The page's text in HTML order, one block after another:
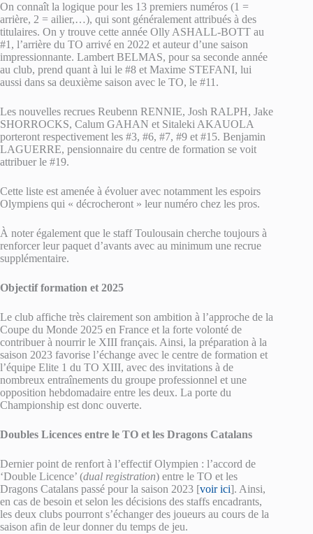
On connaît la logique pour les 13 premiers numéros (1 =
arrière, 2 = ailier,…), qui sont généralement attribués à des
titulaires. On y trouve cette année Olly ASHALL-BOTT au
#1, l’arrière du TO arrivé en 2022 et auteur d’une saison
impressionnante. Lambert BELMAS, pour sa seconde année
au club, prend quant à lui le #8 et Maxime STEFANI, lui
aussi dans sa deuxième saison avec le TO, le #11.
Les nouvelles recrues Reubenn RENNIE, Josh RALPH, Jake
SHORROCKS, Calum GAHAN et Sitaleki AKAUOLA
porteront respectivement les #3, #6, #7, #9 et #15. Benjamin
LAGUERRE, pensionnaire du centre de formation se voit
attribuer le #19.
Cette liste est amenée à évoluer avec notamment les espoirs
Olympiens qui « décrocheront » leur numéro chez les pros.
À noter également que le staff Toulousain cherche toujours à
renforcer leur paquet d’avants avec au minimum une recrue
supplémentaire.
Objectif formation et 2025
Le club affiche très clairement son ambition à l’approche de la
Coupe du Monde 2025 en France et la forte volonté de
contribuer à nourrir le XIII français. Ainsi, la préparation à la
saison 2023 favorise l’échange avec le centre de formation et
l’équipe Elite 1 du TO XIII, avec des invitations à de
nombreux entraînements du groupe professionnel et une
opposition hebdomadaire entre les deux. La porte du
Championship est donc ouverte.
Doubles Licences entre le TO et les Dragons Catalans
Dernier point de renfort à l’effectif Olympien : l’accord de
‘Double Licence’ (dual registration) entre le TO et les
Dragons Catalans passé pour la saison 2023 [voir ici]. Ainsi,
en cas de besoin et selon les décisions des staffs encadrants,
les deux clubs pourront s’échanger des joueurs au cours de la
saison afin de leur donner du temps de jeu.